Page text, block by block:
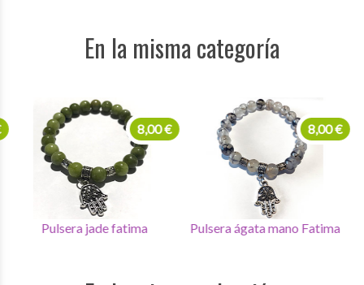
En la misma categoría
Pulsera jade fatima
8,00 €
Pulsera ágata mano Fatima
8,00 €